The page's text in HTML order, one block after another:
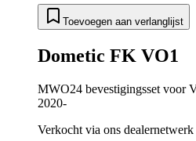
Toevoegen aan verlanglijst
Dometic FK VO1
MWO24 bevestigingsset voor
2020-
Verkocht via ons dealernetwerk